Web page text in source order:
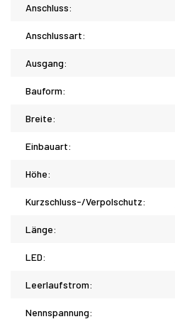
Anschluss:
Anschlussart:
Ausgang:
Bauform:
Breite:
Einbauart:
Höhe:
Kurzschluss-/Verpolschutz:
Länge:
LED:
Leerlaufstrom:
Nennspannung: